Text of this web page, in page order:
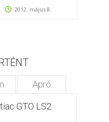
2012. május 8.
Apró
GTO LS2